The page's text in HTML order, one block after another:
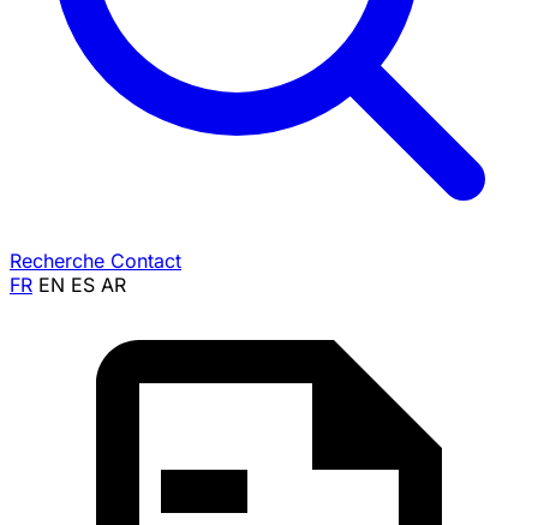
Recherche Contact
FR EN ES AR